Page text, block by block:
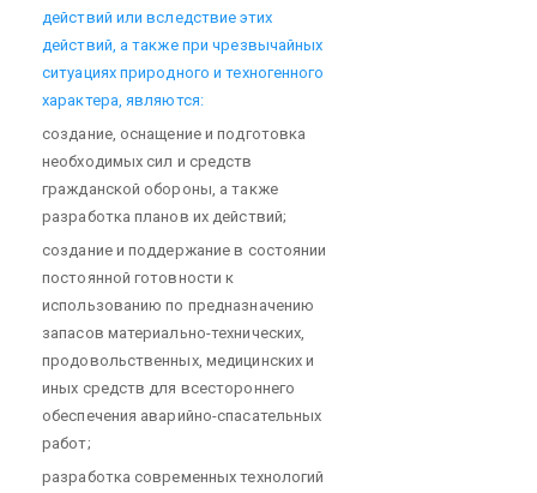
действий или вследствие этих
действий, а также при чрезвычайных
ситуациях природного и техногенного
характера, являются:
создание, оснащение и подготовка
необходимых сил и средств
гражданской обороны, а также
разработка планов их действий;
создание и поддержание в состоянии
постоянной готовности к
использованию по предназначению
запасов материально-технических,
продовольственных, медицинских и
иных средств для всестороннего
обеспечения аварийно-спасательных
работ;
разработка современных технологий